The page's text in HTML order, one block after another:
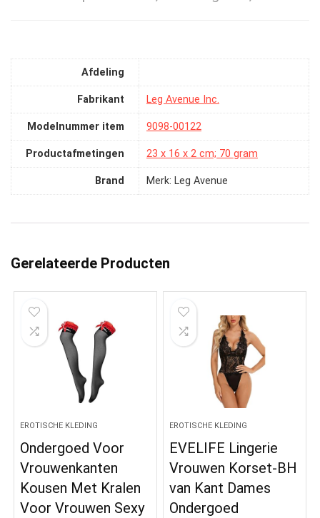
Afdeling
Fabrikant ‎Leg Avenue Inc.
Modelnummer item ‎9098-00122
Productafmetingen ‎23 x 16 x 2 cm; 70 gram
Brand Merk: Leg Avenue
Gerelateerde Producten
EROTISCHE KLEDING
Ondergoed Voor
Vrouwenkanten
Kousen Met Kralen
Voor Vrouwen Sexy
EROTISCHE KLEDING
EVELIFE Lingerie
Vrouwen Korset-BH
van Kant Dames
Ondergoed